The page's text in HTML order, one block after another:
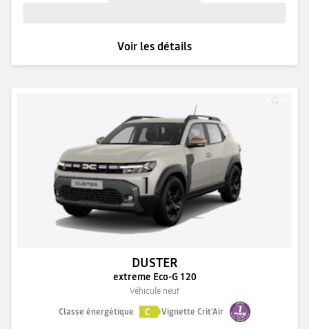
Voir les détails
DUSTER
extreme Eco-G 120
Véhicule neuf
Classe énergétique
C Vignette Crit'Air